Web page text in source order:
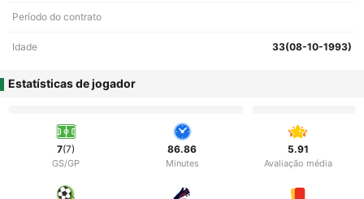
Período do contrato
Idade 33(08-10-1993)
Estatísticas de jogador
7(7)
GS/GP
86.86
Minutes
5.91
Avaliação média